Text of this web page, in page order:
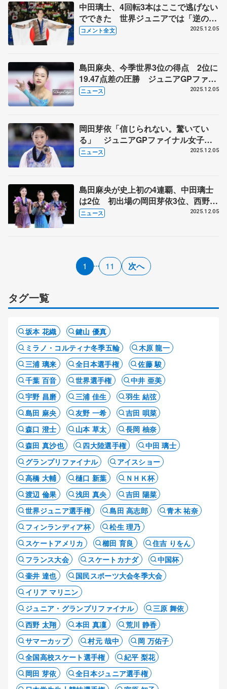
中田璃士、4回転3本はここで逃げない
でできた 世界ジュニアでは「逆の立
場になれるように」 【ジュニアGP
コメント全文 2025.12.05
島田麻央、今季世界3位の得点 2位に
19.47点差の圧勝 ジュニアGPファイ
ナル
ニュース 2025.12.05
岡田芽依「信じられない。驚いてい
る」 ジュニアGPファイナル女子フ
リー
ニュース 2025.12.05
島田麻央が史上初の4連覇、中田璃士
は2位 初出場の岡田芽依3位、西野太
翔5位 ジュニアGPファイナル
ニュース 2025.12.05
1 11 次へ
タグ一覧
坂本 花織
鍵山 優真
ミラノ・コルティナ冬季五輪
木原 龍一
三浦 璃来
全日本選手権
佐藤 駿
千葉 百音
世界選手権
中井 亜美
宇野 昌磨
三浦 佳生
羽生 結弦
島田 麻央
友野 一希
吉田 唄菜
森口 澄士
山本 草太
長岡 柚奈
森田 真沙也
四大陸選手権
中田 璃士
グランプリファイナル
アイスショー
高橋 大輔
樋口 新葉
ＮＨＫ杯
渡辺 倫果
浅田 真央
吉田 陽菜
世界ジュニア選手権
島田 高志郎
青木 祐奈
フィンランディア杯
松生 理乃
スケートアメリカ
櫛田 育良
住吉 りをん
フランス大会
スケートカナダ
中国杯
壷井 達也
国民スポーツ大会冬季大会
イリア マリニン
ジュニア・グランプリファイナル
三原 舞依
西野 太翔
本田 真凜
荒川 静香
サマーカップ
村元 哉中
岡 万佑子
全国高校スケート選手権
紀平 梨花
岡田 芽依
全日本ジュニア選手権